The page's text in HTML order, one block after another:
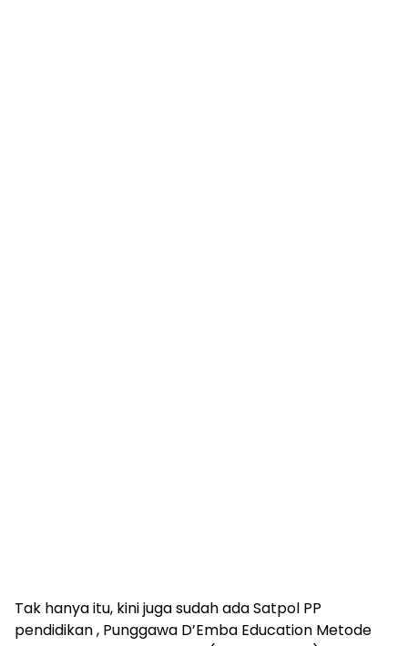
Tak hanya itu, kini juga sudah ada Satpol PP
pendidikan , Punggawa D’Emba Education Metode